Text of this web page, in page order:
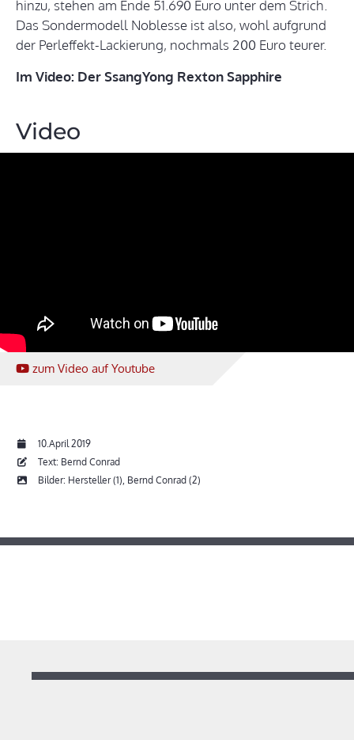
hinzu, stehen am Ende 51.690 Euro unter dem Strich.
Das Sondermodell Noblesse ist also, wohl aufgrund
der Perleffekt-Lackierung, nochmals 200 Euro teurer.
Im Video: Der SsangYong Rexton Sapphire
Video
zum Video auf Youtube
10.April 2019
Text: Bernd Conrad
Bilder: Hersteller (1), Bernd Conrad (2)